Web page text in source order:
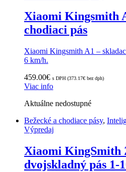
Xiaomi Kingsmith
chodiaci pás
Xiaomi Kingsmith A1 –
6 km/h.
459.00€ s DPH (373.17€ bez dph)
Viac info
Aktuálne nedostupné
Bežecké a chodiace pásy,
Výpredaj
Xiaomi KingSmith
dvojskladný pás 1-